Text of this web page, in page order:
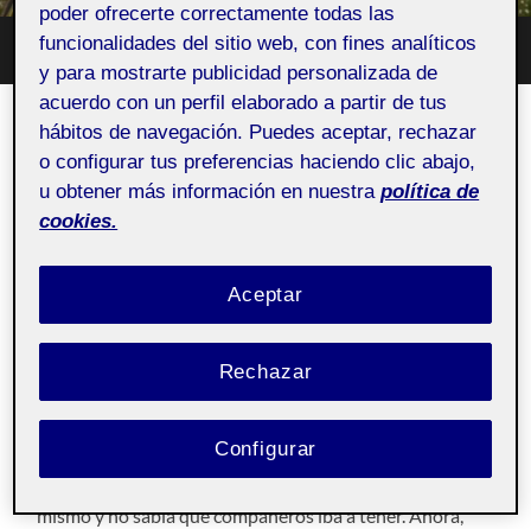
Alternar
el
menú
móvil
Cierre portfolio personal
17 ENERO, 2023 / SIN COMENTARIOS
Estimados compañeros:
Después de varios meses de esfuerzo y trabajo, llegamos
al final de la asignatura. Cuando empezamos esta
asgintarua, era de las que mas respeto me generaba por
mismo y no sabía que compañeros iba a tener. Ahora,
poder ofrecerte correctamente todas las
funcionalidades del sitio web, con fines analíticos
y para mostrarte publicidad personalizada de
acuerdo con un perfil elaborado a partir de tus
hábitos de navegación. Puedes aceptar, rechazar
o configurar tus preferencias haciendo clic abajo,
u obtener más información en nuestra política de
cookies.
Rechazar
Aceptar
Configurar